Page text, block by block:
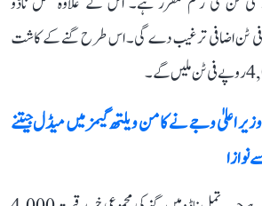
روپے فی ٹن اضافی ترغیب دے گی۔ اس طرح گنے کے کاشت
اعلیٰ وجے نے کامن ویلتھ گیمز میں میڈل جیتنے
نوازا